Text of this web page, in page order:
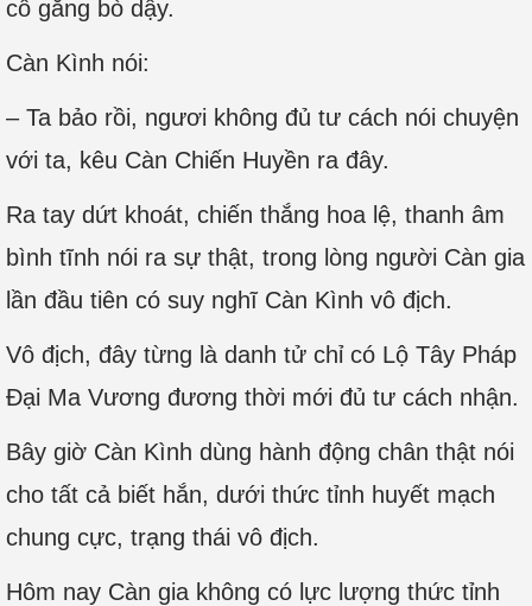
cố gắng bò dậy.
Càn Kình nói:
– Ta bảo rồi, ngươi không đủ tư cách nói chuyện
với ta, kêu Càn Chiến Huyền ra đây.
Ra tay dứt khoát, chiến thắng hoa lệ, thanh âm
bình tĩnh nói ra sự thật, trong lòng người Càn gia
lần đầu tiên có suy nghĩ Càn Kình vô địch.
Vô địch, đây từng là danh tử chỉ có Lộ Tây Pháp
Đại Ma Vương đương thời mới đủ tư cách nhận.
Bây giờ Càn Kình dùng hành động chân thật nói
cho tất cả biết hắn, dưới thức tỉnh huyết mạch
chung cực, trạng thái vô địch.
Hôm nay Càn gia không có lực lượng thức tỉnh